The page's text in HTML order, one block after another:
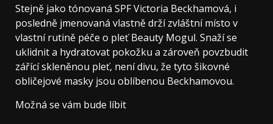
Stejně jako tónovaná SPF Victoria Beckhamová, i
posledně jmenovaná vlastně drží zvláštní místo v
vlastní rutině péče o pleť Beauty Mogul. Snaží se
uklidnit a hydratovat pokožku a zároveň povzbudit
zářící skleněnou pleť, není divu, že tyto šikovné
obličejové masky jsou oblíbenou Beckhamovou.
Možná se vám bude líbit